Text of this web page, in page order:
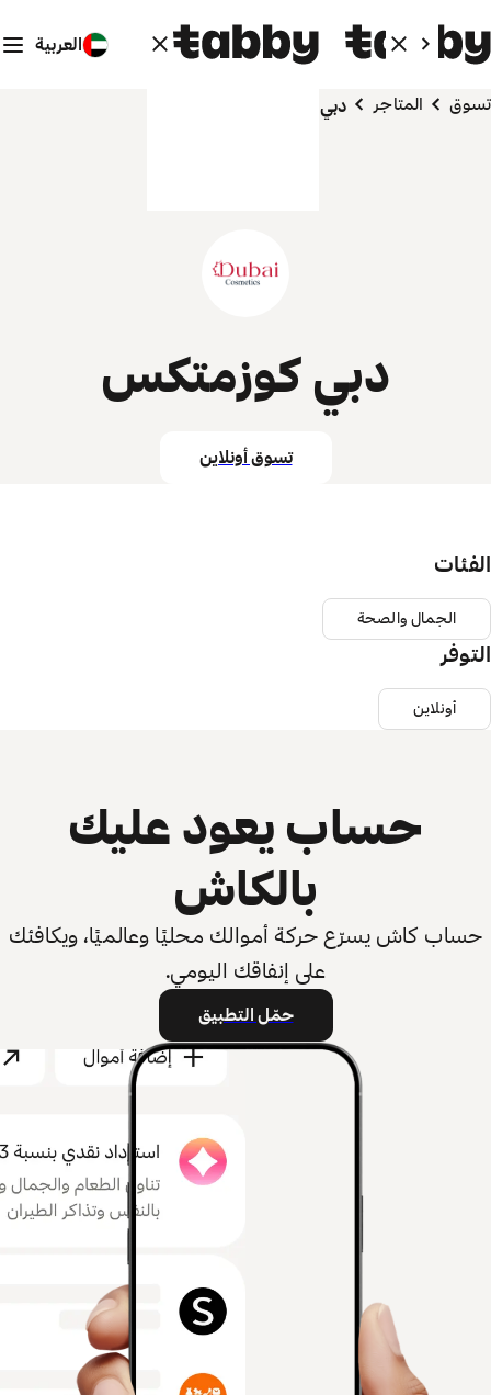
العربية
تسوق المتاجر دبي كوزمتكس
دبي كوزمتكس
تسوق أونلاين
الفئات
الجمال والصحة
التوفر
أونلاين
حساب يعود عليك
بالكاش
حساب كاش يسرّع حركة أموالك محليًا وعالميًا، ويكافئك
على إنفاقك اليومي.
حمّل التطبيق